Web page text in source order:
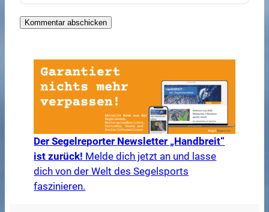
Der Segelreporter Newsletter „Handbreit“
ist zurück! Melde dich jetzt an und lasse
dich von der Welt des Segelsports
faszinieren.